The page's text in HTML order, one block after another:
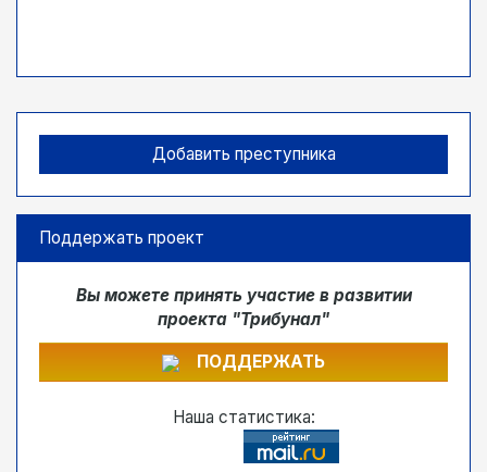
Добавить преступника
Поддержать проект
Вы можете принять участие в развитии
проекта "Трибунал"
ПОДДЕРЖАТЬ
Наша статистика: